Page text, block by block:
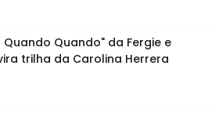
Quando Quando" da Fergie e
trilha da Carolina Herrera